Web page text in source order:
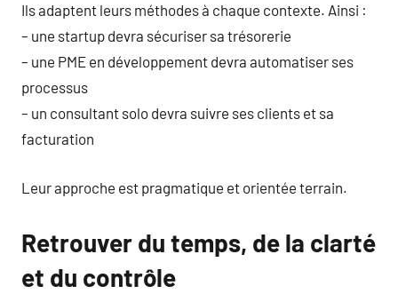
Ils adaptent leurs méthodes à chaque contexte. Ainsi :
– une startup devra sécuriser sa trésorerie
– une PME en développement devra automatiser ses
processus
– un consultant solo devra suivre ses clients et sa
facturation
Leur approche est pragmatique et orientée terrain.
Retrouver du temps, de la clarté
et du contrôle